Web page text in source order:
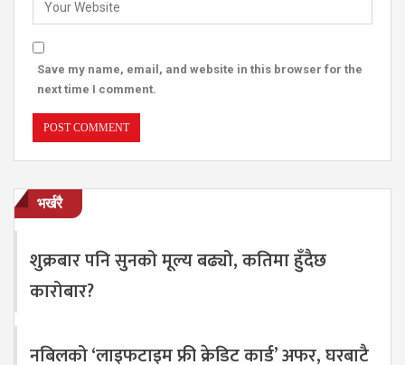
Save my name, email, and website in this browser for the
next time I comment.
भर्खरै
शुक्रबार पनि सुनको मूल्य बढ्यो, कतिमा हुँदैछ
कारोबार?
नबिलको ‘लाइफटाइम फ्री क्रेडिट कार्ड’ अफर, घरबाटै